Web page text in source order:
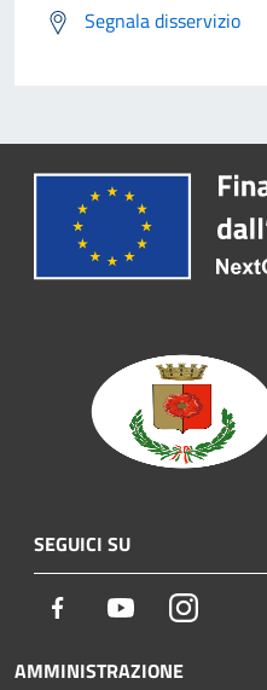
Segnala disservizio
SEGUICI SU
Facebook YoutubeInstagram
AMMINISTRAZIONE